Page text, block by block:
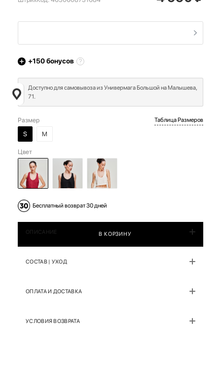
+150бонусов
Доступно для самовывоза из Универмага Большой на Малышева,
71.
Размер
S
M
Таблица Размеров
Цвет
Бесплатный возврат 30 дней
В КОРЗИНУ
ОПИСАНИЕ
СОСТАВ | УХОД
ОПЛАТА И ДОСТАВКА
УСЛОВИЯ ВОЗВРАТА